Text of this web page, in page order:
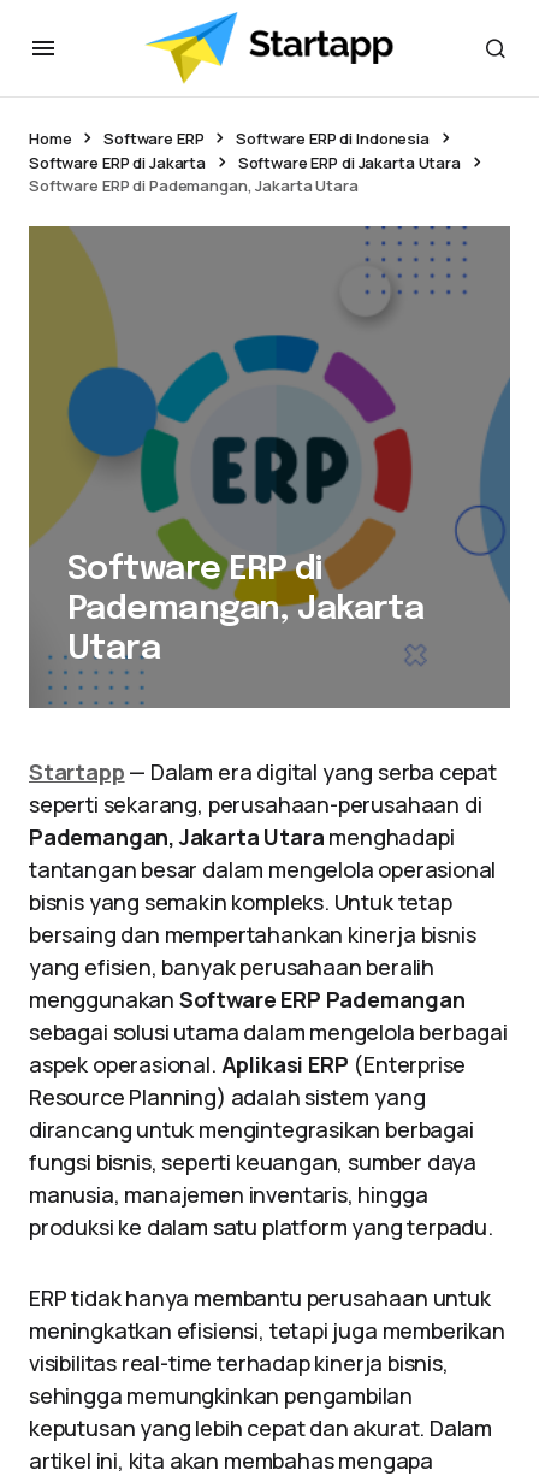
Home Software ERP
Software ERP di Indonesia
Software ERP di Jakarta
Software ERP di Jakarta Utara
Software ERP di Pademangan, Jakarta Utara
Software ERP di
Pademangan, Jakarta
Utara
Startapp — Dalam era digital yang serba cepat
seperti sekarang, perusahaan-perusahaan di
Pademangan, Jakarta Utara menghadapi
tantangan besar dalam mengelola operasional
bisnis yang semakin kompleks. Untuk tetap
bersaing dan mempertahankan kinerja bisnis
yang efisien, banyak perusahaan beralih
menggunakan Software ERP Pademangan
sebagai solusi utama dalam mengelola berbagai
aspek operasional. Aplikasi ERP (Enterprise
Resource Planning) adalah sistem yang
dirancang untuk mengintegrasikan berbagai
fungsi bisnis, seperti keuangan, sumber daya
manusia, manajemen inventaris, hingga
produksi ke dalam satu platform yang terpadu.
ERP tidak hanya membantu perusahaan untuk
meningkatkan efisiensi, tetapi juga memberikan
visibilitas real-time terhadap kinerja bisnis,
sehingga memungkinkan pengambilan
keputusan yang lebih cepat dan akurat. Dalam
artikel ini, kita akan membahas mengapa